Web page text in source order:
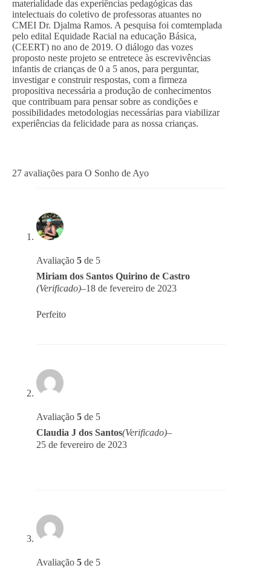
materialidade das experiências pedagógicas das
intelectuais do coletivo de professoras atuantes no
CMEI Dr. Djalma Ramos. A pesquisa foi comtemplada
pelo edital Equidade Racial na educação Básica,
(CEERT) no ano de 2019. O diálogo das vozes
proposto neste projeto se entretece às escrevivências
infantis de crianças de 0 a 5 anos, para perguntar,
investigar e construir respostas, com a firmeza
propositiva necessária a produção de conhecimentos
que contribuam para pensar sobre as condições e
possibilidades metodologias necessárias para viabilizar
experiências da felicidade para as nossa crianças.
27 avaliações para O Sonho de Ayo
Avaliação 5 de 5
Miriam dos Santos Quirino de Castro
(Verificado)–18 de fevereiro de 2023
Perfeito
Avaliação 5 de 5
Claudia J dos Santos(Verificado)–
25 de fevereiro de 2023
Avaliação 5 de 5